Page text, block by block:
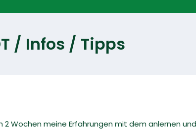
/ Infos / Tipps
2 Wochen meine Erfahrungen mit dem anlernen